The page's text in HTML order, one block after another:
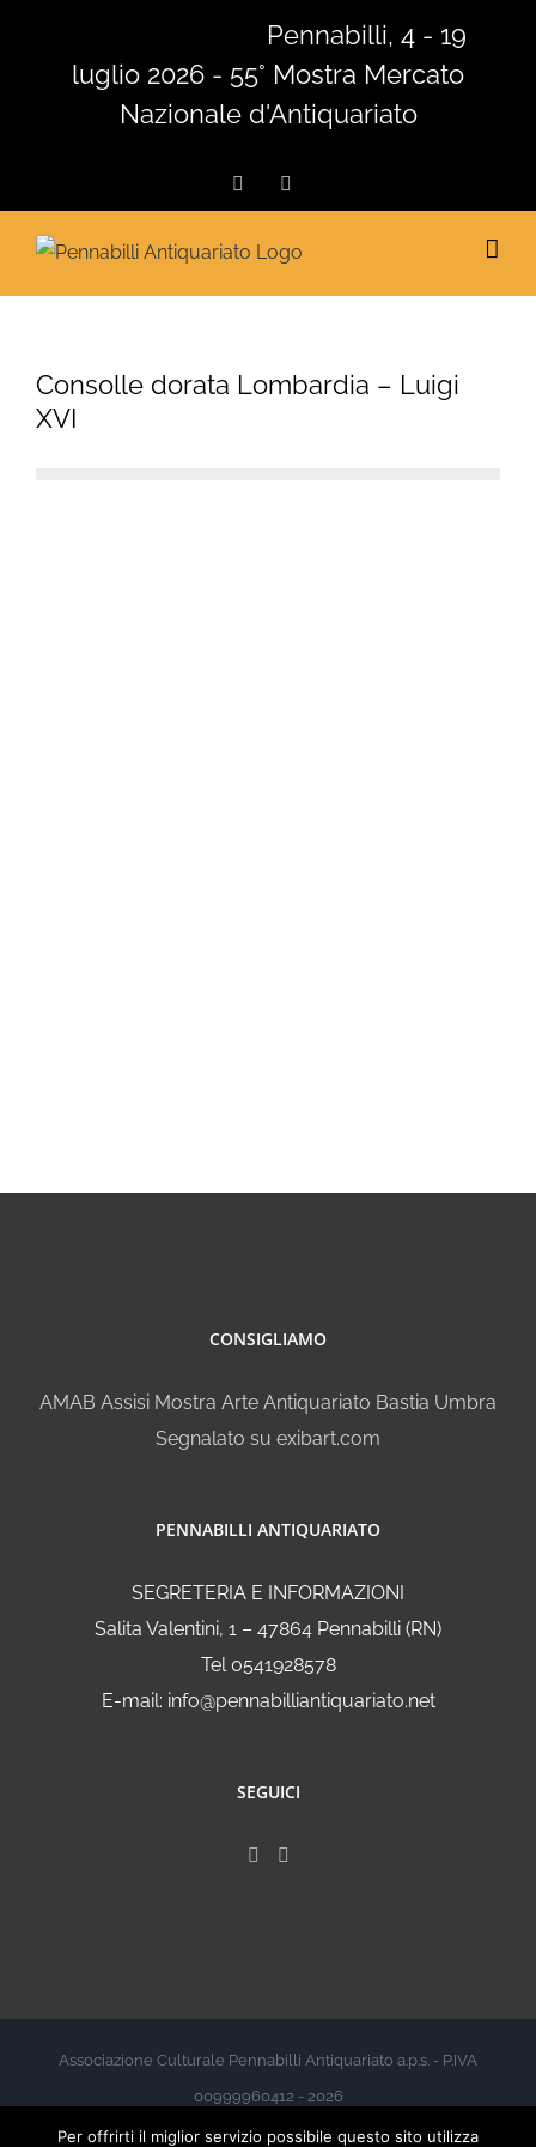
contenuto
Pennabilli, 4 - 19
luglio 2026 - 55° Mostra Mercato
Nazionale d'Antiquariato
Facebook
Consolle dorata Lombardia – Luigi
XVI
CONSIGLIAMO
AMAB Assisi Mostra Arte Antiquariato Bastia Umbra
Segnalato su exibart.com
PENNABILLI ANTIQUARIATO
SEGRETERIA E INFORMAZIONI
Salita Valentini, 1 – 47864 Pennabilli (RN)
Tel 0541928578
E-mail: info@pennabilliantiquariato.net
SEGUICI
Associazione Culturale Pennabilli Antiquariato a.p.s. - P.IVA
00999960412 - 2026
Per offrirti il miglior servizio possibile questo sito utilizza